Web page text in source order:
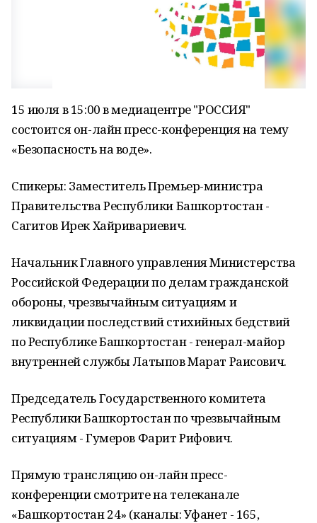
15 июля в 15:00 в медиацентре "РОССИЯ"
состоится он-лайн пресс-конференция на тему
«Безопасность на воде».
Спикеры: Заместитель Премьер-министра
Правительства Республики Башкортостан -
Сагитов Ирек Хайривариевич.
Начальник Главного управления Министерства
Российской Федерации по делам гражданской
обороны, чрезвычайным ситуациям и
ликвидации последствий стихийных бедствий
по Республике Башкортостан - генерал-майор
внутренней службы Латыпов Марат Раисович.
Председатель Государственного комитета
Республики Башкортостан по чрезвычайным
ситуациям - Гумеров Фарит Рифович.
Прямую трансляцию он-лайн пресс-
конференции смотрите на телеканале
«Башкортостан 24» (каналы: Уфанет - 165,